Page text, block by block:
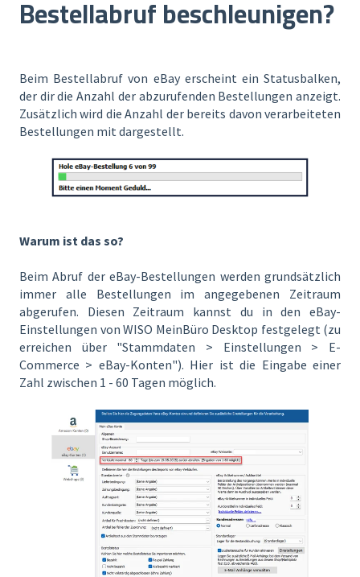
Bestellabruf beschleunigen?
Beim Bestellabruf von eBay erscheint ein Statusbalken,
der dir die Anzahl der abzurufenden Bestellungen anzeigt.
Zusätzlich wird die Anzahl der bereits davon verarbeiteten
Bestellungen mit dargestellt.
Warum ist das so?
Beim Abruf der eBay-Bestellungen werden grundsätzlich
immer alle Bestellungen im angegebenen Zeitraum
abgerufen. Diesen Zeitraum kannst du in den eBay-
Einstellungen von WISO MeinBüro Desktop festgelegt (zu
erreichen über "Stammdaten > Einstellungen > E-
Commerce > eBay-Konten"). Hier ist die Eingabe einer
Zahl zwischen 1 - 60 Tagen möglich.